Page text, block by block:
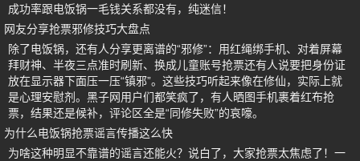
成功率跟电饭锅一毛钱关系都没有，纯迷信！
网友分享抢票邪修技巧大盘点
除了电饭锅，还有人分享更离谱的“邪修”：用红绳绑手机、对着屏幕
拜财神、半夜三点准时刷新、换成儿童账号抢票还有人说要把身份证
放在显示器下面压一压“镇邪”。这些技巧听起来像在修仙，实际上就
是心理安慰剂。黑子网用户们都笑疯了，有人晒图手机裹着红布抢
票，结果还是候补，评论区全是“同修失败”的哀嚎。
为什么电饭锅抢票谣言传播这么快
为啥这种明显不靠谱的谣言还能火？说白了，大家抢票太焦虑了！一